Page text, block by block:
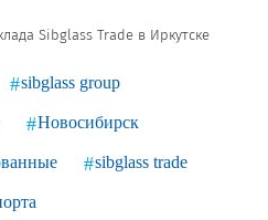
Sibglass Trade в Иркутске
sibglass group
Новосибирск
sibglass trade